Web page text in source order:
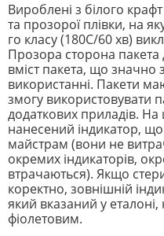
Вироблені з білого
та прозорої плівки, на
го класу (180С/60 хв)
Прозора сторона пакета
вміст пакета, що значно
використанні. Пакети
змогу використовувати
додаткових приладів. На
нанесений індикатор,
майстрам (вони не
окремих індикаторів,
втрачаються). Якщо
коректно, зовнішній
який вказаний у
фіолетовим.